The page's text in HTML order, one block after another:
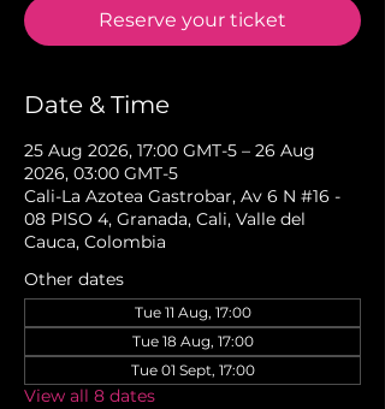
Reserve your ticket
Date & Time
25 Aug 2026, 17:00 GMT-5 – 26 Aug
2026, 03:00 GMT-5
Cali-La Azotea Gastrobar, Av 6 N #16 -
08 PISO 4, Granada, Cali, Valle del
Cauca, Colombia
Other dates
Tue 11 Aug, 17:00
Tue 18 Aug, 17:00
Tue 01 Sept, 17:00
View all 8 dates